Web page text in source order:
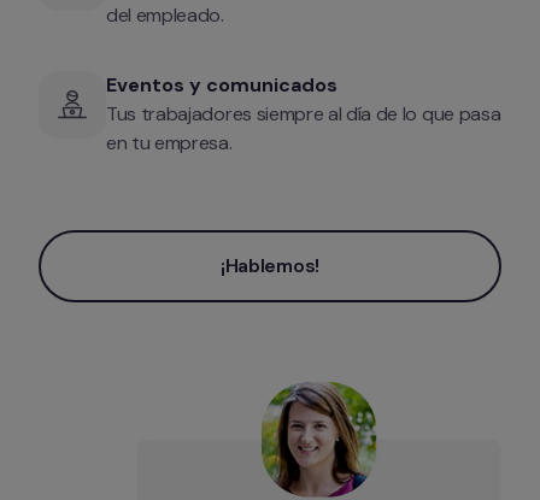
del empleado.
Eventos y comunicados
Tus trabajadores siempre al día de lo que pasa
en tu empresa.
¡Hablemos!